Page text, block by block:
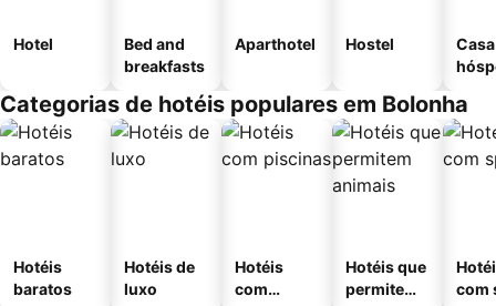
Hotel
Bed and
breakfasts
Aparthotel Hostel
Categorias de hotéis populares em Bolonha
Hotéis
baratos
Hotéis de
luxo
Hotéis
com
Hotéis que
permitem
com